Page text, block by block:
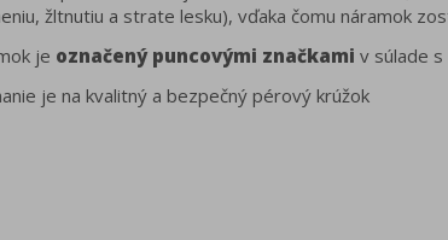
žltnutiu a strate lesku), vďaka čomu náramok
je označený puncovými značkami v súlade s
je na kvalitný a bezpečný pérový krúžok